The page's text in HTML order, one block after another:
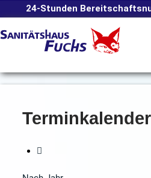
24-Stunden
Terminkalender